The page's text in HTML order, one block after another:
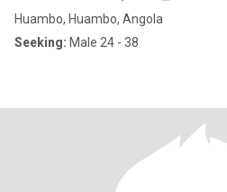
Huambo, Huambo, Angola
Seeking: Male 24 - 38